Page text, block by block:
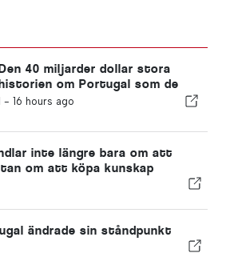
40 miljarder dollar stora
om Portugal som de
investerare missar
I - 16 hours ago
inte längre bara om att
om att köpa kunskap
ändrade sin ståndpunkt